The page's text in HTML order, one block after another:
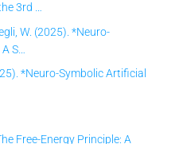
3rd …
W. (2025). *Neuro-
S…
*Neuro-Symbolic Artificial
Free-Energy Principle: A